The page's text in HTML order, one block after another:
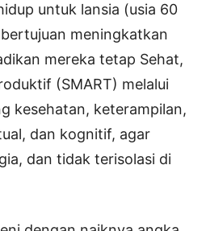
untuk lansia (usia 60
meningkatkan
mereka tetap Sehat,
(SMART) melalui
kesehatan, keterampilan,
dan kognitif, agar
dan tidak terisolasi di